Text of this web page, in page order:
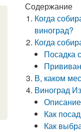
Содержание
Когда
виноград?
Когда
Посадка
В, каком
Виноград
Как
Как